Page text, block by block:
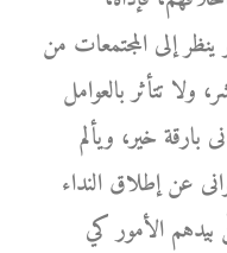
إلى المجتمعات من
ولا تتأثر بالعوامل
بارقة خير، ويألم
عن إطلاق النداء
بيدهم الأمور كي